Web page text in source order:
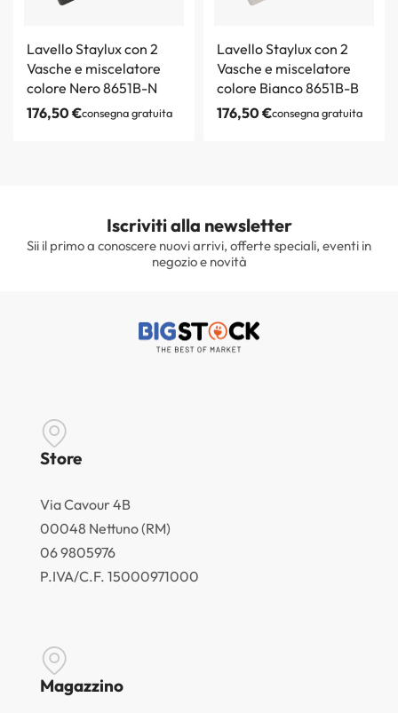
Lavello Staylux con 2
Vasche e miscelatore
colore Nero 8651B-N
176,50€consegna gratuita
Lavello Staylux con 2
Vasche e miscelatore
colore Bianco 8651B-B
176,50€consegna gratuita
Iscriviti alla newsletter
Sii il primo a conoscere nuovi arrivi, offerte speciali, eventi in
negozio e novità
Store
Via Cavour 4B
00048 Nettuno (RM)
06 9805976
P.IVA/C.F. 15000971000
Magazzino